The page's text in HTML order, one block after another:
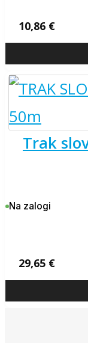
10,86 €
trak slovenska zastava 25mm
Na zalogi
29,65 €